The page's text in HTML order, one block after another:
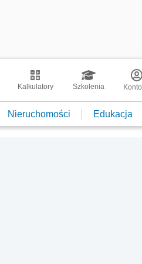
Kalkulatory Szkolenia Konto
Nieruchomości Edukacja